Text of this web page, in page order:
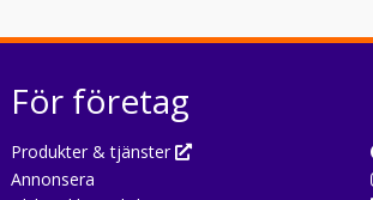
För företag
Produkter & tjänster
Annonsera